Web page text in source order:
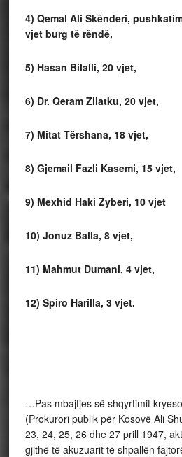
4) Qemal Ali Skënderi,
vjet burg të rëndë,
5) Hasan Bilalli, 20 vjet,
6) Dr. Qeram Zllatku, 20 vjet,
7) Mitat Tërshana, 18 vjet,
8) Gjemail Fazli Kasemi, 15 vjet,
9) Mexhid Haki Zyberi, 10 vjet
10) Jonuz Balla, 8 vjet,
11) Mahmut Dumani, 4 vjet,
12) Spiro Harilla, 3 vjet.
…Pas mbajtjes së shqyrtimit
(Prokurori pub­lik për Kosovë Ali
23, 24, 25, 26 dhe 27 prill 1947,
gjithë të akuzuarit të shpallën